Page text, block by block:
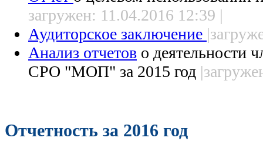
загружен: 11.04.2016 12:39 |
Аудиторское заключение
Анализ отчетов о деятельности
СРО "МОП" за 2015 год
Отчетность за 2016 год